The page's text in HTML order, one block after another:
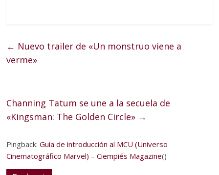
← Nuevo trailer de «Un monstruo viene a
verme»
Channing Tatum se une a la secuela de
«Kingsman: The Golden Circle» →
Pingback:Guía de introducción al MCU (Universo
Cinematográfico Marvel) – Ciempiés Magazine()